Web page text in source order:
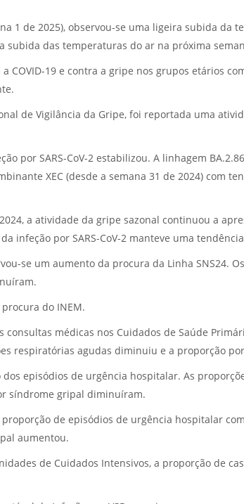
1 de 2025), observou-se uma ligeira subida da
subida das temperaturas do ar na próxima
COVID-19 e contra a gripe nos grupos etários
de Vigilância da Gripe, foi reportada uma
por SARS-CoV-2 estabilizou. A linhagem
XEC (desde a semana 31 de 2024) com
2024, a atividade da gripe sazonal continuou a
infeção por SARS-CoV-2 manteve uma
se um aumento da procura da Linha SNS24.
do INEM.
consultas médicas nos Cuidados de Saúde
respiratórias agudas diminuiu e a proporção
episódios de urgência hospitalar. As
síndrome gripal diminuíram.
de episódios de urgência hospitalar
aumentou.
de Cuidados Intensivos, a proporção de